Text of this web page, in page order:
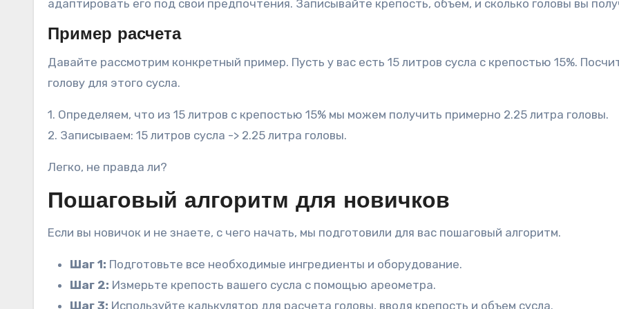
адаптировать его под свои предпочтения. Записывайте крепость, объем, и сколько головы вы
Пример расчета
Давайте рассмотрим конкретный пример. Пусть у вас есть 15 литров сусла с крепостью 15%.
голову для этого сусла.
1. Определяем, что из 15 литров с крепостью 15% мы можем получить примерно 2.25 литра головы.
2. Записываем: 15 литров сусла -> 2.25 литра головы.
Легко, не правда ли?
Пошаговый алгоритм для новичков
Если вы новичок и не знаете, с чего начать, мы подготовили для вас пошаговый алгоритм.
Шаг 1: Подготовьте все необходимые ингредиенты и оборудование.
Шаг 2: Измерьте крепость вашего сусла с помощью ареометра.
Шаг 3: Используйте калькулятор для расчета головы, вводя крепость и объем сусла.